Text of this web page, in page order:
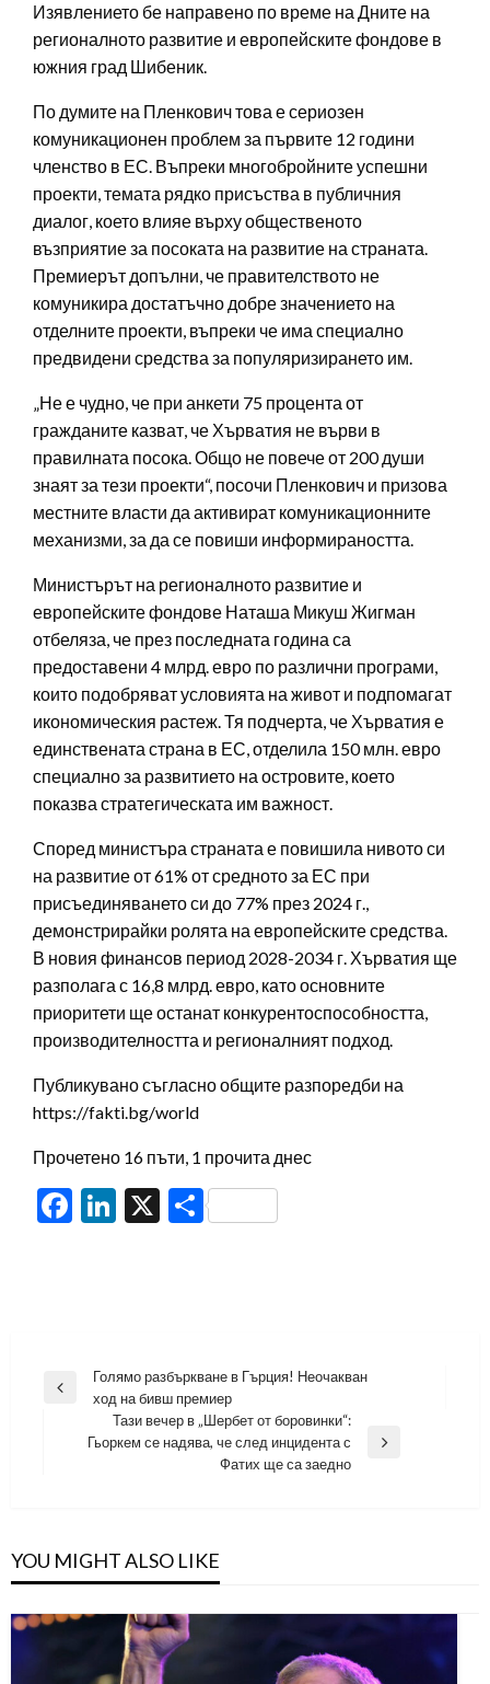
Изявлението бе направено по време на Дните на
регионалното развитие и европейските фондове в
южния град Шибеник.
По думите на Пленкович това е сериозен
комуникационен проблем за първите 12 години
членство в ЕС. Въпреки многобройните успешни
проекти, темата рядко присъства в публичния
диалог, което влияе върху общественото
възприятие за посоката на развитие на страната.
Премиерът допълни, че правителството не
комуникира достатъчно добре значението на
отделните проекти, въпреки че има специално
предвидени средства за популяризирането им.
„Не е чудно, че при анкети 75 процента от
гражданите казват, че Хърватия не върви в
правилната посока. Общо не повече от 200 души
знаят за тези проекти“, посочи Пленкович и призова
местните власти да активират комуникационните
механизми, за да се повиши информираността.
Министърът на регионалното развитие и
европейските фондове Наташа Микуш Жигман
отбеляза, че през последната година са
предоставени 4 млрд. евро по различни програми,
които подобряват условията на живот и подпомагат
икономическия растеж. Тя подчерта, че Хърватия е
единствената страна в ЕС, отделила 150 млн. евро
специално за развитието на островите, което
показва стратегическата им важност.
Според министъра страната е повишила нивото си
на развитие от 61% от средното за ЕС при
присъединяването си до 77% през 2024 г.,
демонстрирайки ролята на европейските средства.
В новия финансов период 2028-2034 г. Хърватия ще
разполага с 16,8 млрд. евро, като основните
приоритети ще останат конкурентоспособността,
производителността и регионалният подход.
Публикувано съгласно общите разпоредби на
https://fakti.bg/world
Прочетено 16 пъти, 1 прочита днес
Facebook
LinkedIn
X Share
Навигация
Previous
Голямо разбъркване в Гърция! Неочакван
ход на бивш премиер
Next
Тази вечер в „Шербет от боровинки“:
Гьоркем се надява, че след инцидента с
Фатих ще са заедно
YOU MIGHT ALSO LIKE